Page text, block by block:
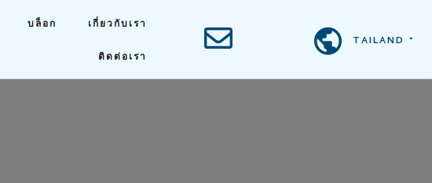
บล็อก เกี่ยวกับเรา
ติดต่อเรา
TAILAND